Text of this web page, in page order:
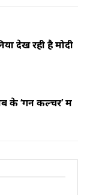
देख रही है मोदी
के ‘गन कल्चर’ में